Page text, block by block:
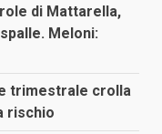
di Mattarella,
Meloni:
trimestrale crolla
rischio